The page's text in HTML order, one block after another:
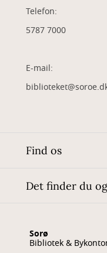
Telefon:
5787 7000
E-mail:
Find os
Det finder du
Sorø
Bibliotek &